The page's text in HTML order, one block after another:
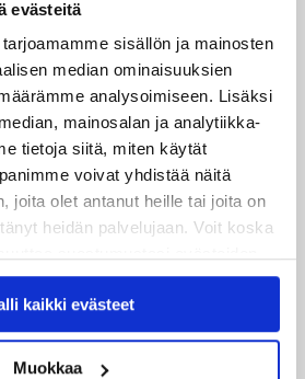
evästeitä
sisällön ja mainosten
median ominaisuuksien
analysoimiseen. Lisäksi
mainosalan ja analytiikka-
tietoja siitä, miten käytät
voivat yhdistää näitä
joita olet antanut heille tai joita on
heidän palvelujaan. Voit koska
.
kaikki evästeet
Muokkaa
otteluohjelma on julkaistu!
JYP-hyökkäystä!
– JYPin ja KeuPa HT:n
Arola JYP-puolustukseen